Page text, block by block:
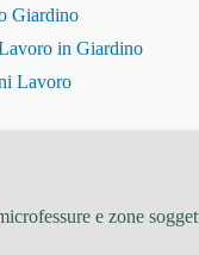
Giardino
in Giardino
Lavoro
e zone